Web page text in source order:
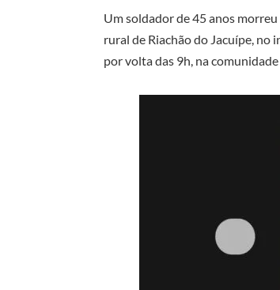
Um soldador de 45 anos
rural de Riachão do Jacuípe, no
por volta das 9h, na